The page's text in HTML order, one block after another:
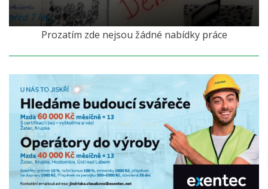
před 7 lety
Prozatím zde nejsou žádné nabídky práce